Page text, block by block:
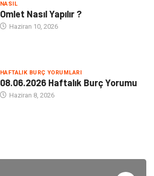
NASIL
Omlet Nasıl Yapılır ?
Haziran 10, 2026
HAFTALIK BURÇ YORUMLARI
08.06.2026 Haftalık Burç Yorumu
Haziran 8, 2026